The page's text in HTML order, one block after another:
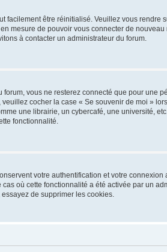
facilement être réinitialisé. Veuillez vous rendre
mesure de pouvoir vous connecter de
à contacter un administrateur du forum.
vous ne resterez connecté que pour une
cocher la case « Se souvenir de moi »
une librairie, un cybercafé, une université,
fonctionnalité.
votre authentification et votre
où cette fonctionnalité a été activée par un
de supprimer les cookies.